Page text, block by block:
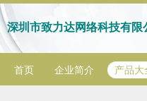
深圳市致力达网络科技有限
首页 企业简介 产品大